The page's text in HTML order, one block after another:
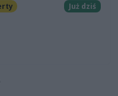
Już dziś